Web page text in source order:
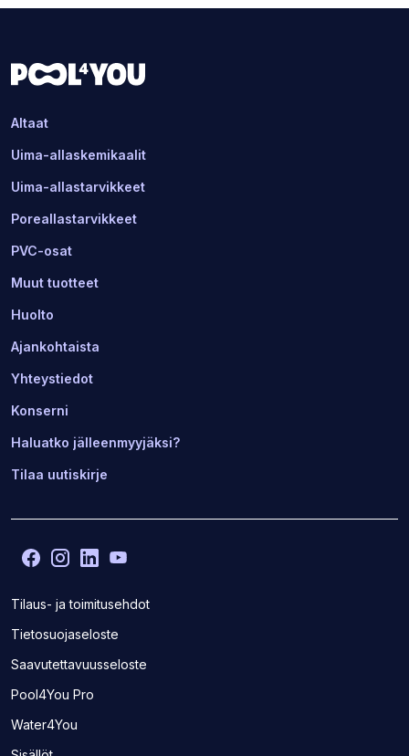
Altaat
Uima-allaskemikaalit
Uima-allastarvikkeet
Poreallastarvikkeet
PVC-osat
Muut tuotteet
Huolto
Ajankohtaista
Yhteystiedot
Konserni
Haluatko jälleenmyyjäksi?
Tilaa uutiskirje
Tilaus- ja toimitusehdot
Tietosuojaseloste
Saavutettavuusseloste
Pool4You Pro
Water4You
Facebook
(Avaa
sivuston
uudelle
välilehdelle)
Instagram
(Avaa
sivuston
välilehdelle)
LinkedIn
(Avaa
sivuston
välilehdelle)
sivuston